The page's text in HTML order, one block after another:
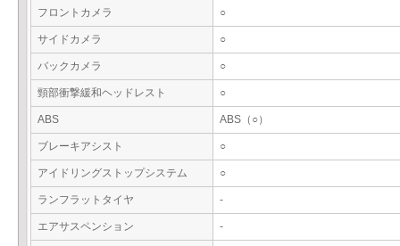
フロントカメラ ○
サイドカメラ ○
バックカメラ ○
頸部衝撃緩和ヘッドレスト ○
ABS ABS（○）
ブレーキアシスト ○
アイドリングストップシステム ○
ランフラットタイヤ -
エアサスペンション -